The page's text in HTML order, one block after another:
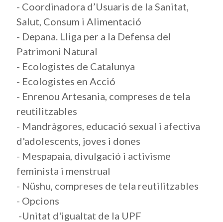
- Coordinadora d’Usuaris de la Sanitat,
Salut, Consum i Alimentació
- Depana. Lliga per a la Defensa del
Patrimoni Natural
- Ecologistes de Catalunya
- Ecologistes en Acció
- Enrenou Artesania, compreses de tela
reutilitzables
- Mandràgores, educació sexual i afectiva
d'adolescents, joves i dones
- Mespapaia, divulgació i activisme
feminista i menstrual
- Nüshu, compreses de tela reutilitzables
- Opcions
-Unitat d'igualtat de la UPF